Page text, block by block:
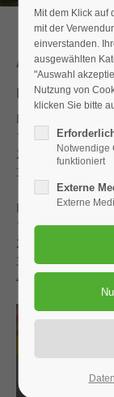
After
Finale vom
Herren
1. Michael
2. Luka Feil
3. Markus Bäuml
Damen
1. Lena Hüttinger
2. Magdalena
3. Luisa Lederer
4. Selina Otter
Mit dem Klick auf
mit der
einverstanden.
ausgewählten
"Auswahl
Nutzung von
klicken Sie bitte
Notwendige
funktioniert
Externe
Externe